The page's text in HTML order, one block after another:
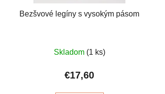
Bezšvové legíny s vysokým pásom
hodnotenie
produktu
Skladom (1 ks)
€17,60